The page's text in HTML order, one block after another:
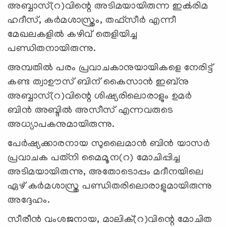
അബ്ബാസ്(റ)വിന്റെ അടിമയായിരുന്ന ഇക്‍രിമ
ഹദീസ്, കര്‍മശാസ്ത്രം, തഫ്‌സീര്‍ എന്നീ
മേഖലകളില്‍ കഴിവ് തെളിയിച്ച
പണ്ഡിതനായിരുന്നു.
അമ്പതില്‍ പരം പ്രവാചകാനുയായികളെ നേരിട്ട്
കണ്ട ത്വാഊസ് ബിന് കൈസാന്‍ ഇബ്‌നു
അബ്ബാസ്(റ)വിന്റെ ശിഷ്യരിലൊരാളും ഉമര്‍
ബിന്‍ അബ്ദില്‍ അസീസ് എന്നവരുടെ
അധ്യാപകനുമായിരുന്നു.
പേര്‍ഷ്യക്കാരനായ സുലൈമാന്‍ ബിന്‍ യാസര്‍
പ്രവാചക പത്‌നി മൈമൂന(റ) മോചിപ്പിച്ച
അടിമയായിരുന്നു, അതോടൊപ്പം മദീനയിലെ
ഏഴ് കര്‍മശാസ്ത്ര പണ്ഡിതരിലൊരാളുമായിരുന്നു
അദ്ദേഹം.
സീരീന്‍ വംശജനായ, മാലിക്(റ)വിന്റെ മോചിത